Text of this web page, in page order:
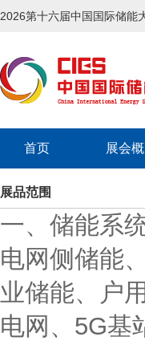
2026第十六届中国国际储能
首页 展会
展品范围
一、储能系
电网侧储能
业储能、户
电网、5G基